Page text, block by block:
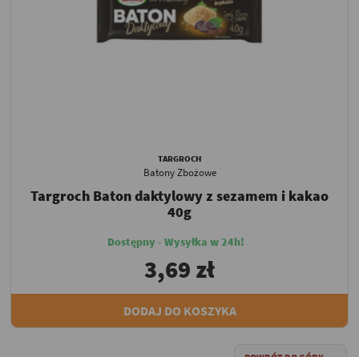
TARGROCH
Batony Zbożowe
Targroch Baton daktylowy z sezamem i kakao
40g
Dostępny - Wysyłka w 24h!
3,69 zł
DODAJ DO KOSZYKA